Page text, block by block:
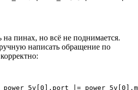
на пинах, но всё не поднимается.
написать обращение по